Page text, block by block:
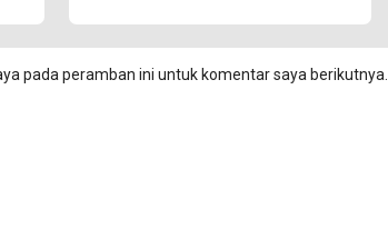
pada peramban ini untuk komentar saya berikutnya.